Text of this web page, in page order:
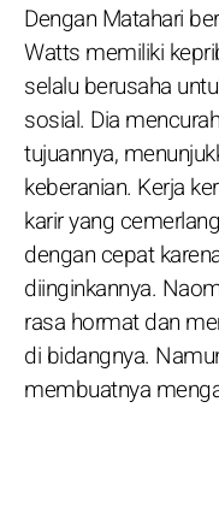
Dengan Matahari
Watts memiliki
selalu berusaha
sosial. Dia
tujuannya,
keberanian. Kerja
karir yang
dengan cepat
diinginkannya.
rasa hormat dan
di bidangnya.
membuatnya